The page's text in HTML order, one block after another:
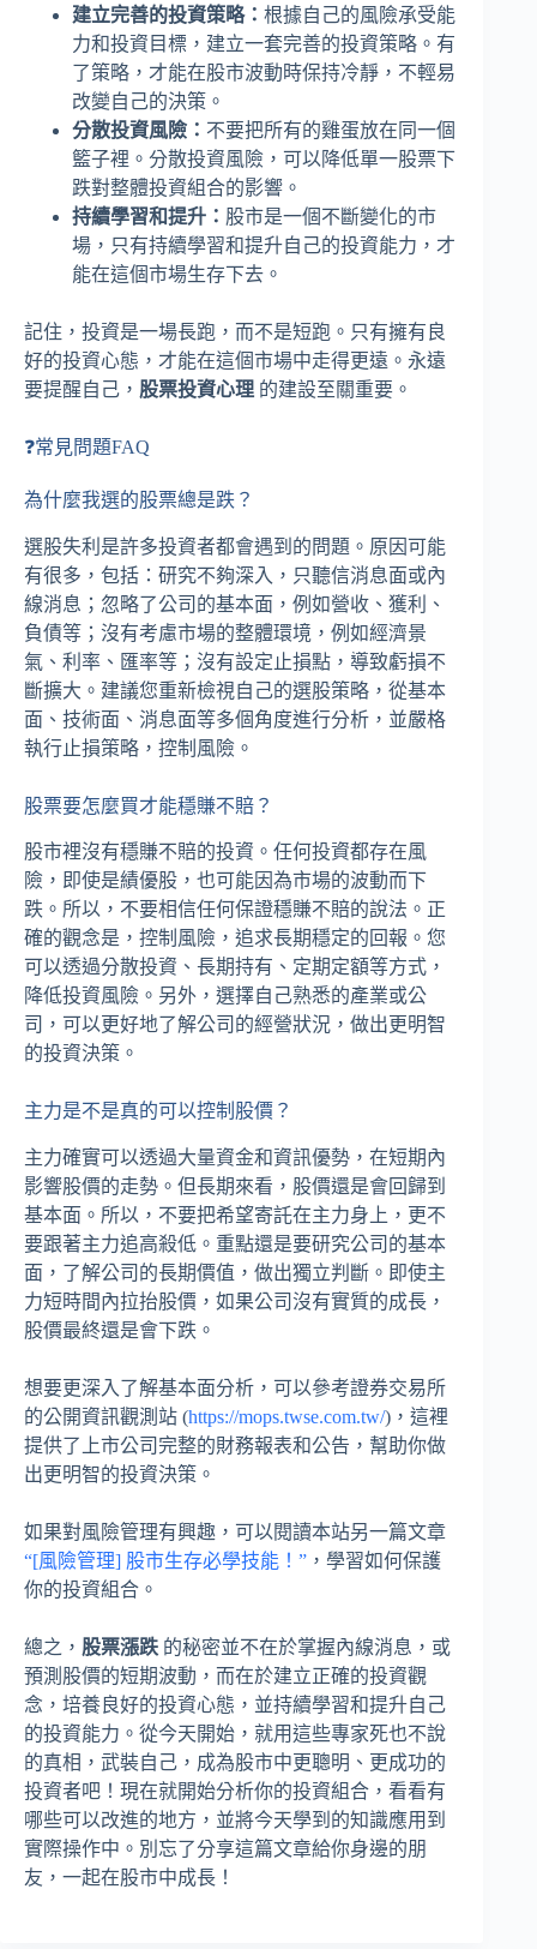
建立完善的投資策略： 根據自己的風險承受能
力和投資目標，建立一套完善的投資策略。有
了策略，才能在股市波動時保持冷靜，不輕易
改變自己的決策。
分散投資風險： 不要把所有的雞蛋放在同一個
籃子裡。分散投資風險，可以降低單一股票下
跌對整體投資組合的影響。
持續學習和提升： 股市是一個不斷變化的市
場，只有持續學習和提升自己的投資能力，才
能在這個市場生存下去。
記住，投資是一場長跑，而不是短跑。只有擁有良
好的投資心態，才能在這個市場中走得更遠。永遠
要提醒自己， 股票投資心理 的建設至關重要。
❓常見問題FAQ
為什麼我選的股票總是跌？
選股失利是許多投資者都會遇到的問題。原因可能
有很多，包括：研究不夠深入，只聽信消息面或內
線消息；忽略了公司的基本面，例如營收、獲利、
負債等；沒有考慮市場的整體環境，例如經濟景
氣、利率、匯率等；沒有設定止損點，導致虧損不
斷擴大。建議您重新檢視自己的選股策略，從基本
面、技術面、消息面等多個角度進行分析，並嚴格
執行止損策略，控制風險。
股票要怎麼買才能穩賺不賠？
股市裡沒有穩賺不賠的投資。任何投資都存在風
險，即使是績優股，也可能因為市場的波動而下
跌。所以，不要相信任何保證穩賺不賠的說法。正
確的觀念是，控制風險，追求長期穩定的回報。您
可以透過分散投資、長期持有、定期定額等方式，
降低投資風險。另外，選擇自己熟悉的產業或公
司，可以更好地了解公司的經營狀況，做出更明智
的投資決策。
主力是不是真的可以控制股價？
主力確實可以透過大量資金和資訊優勢，在短期內
影響股價的走勢。但長期來看，股價還是會回歸到
基本面。所以，不要把希望寄託在主力身上，更不
要跟著主力追高殺低。重點還是要研究公司的基本
面，了解公司的長期價值，做出獨立判斷。即使主
力短時間內拉抬股價，如果公司沒有實質的成長，
股價最終還是會下跌。
想要更深入了解基本面分析，可以參考證券交易所
的公開資訊觀測站 (https://mops.twse.com.tw/)，這裡
提供了上市公司完整的財務報表和公告，幫助你做
出更明智的投資決策。
如果對風險管理有興趣，可以閱讀本站另一篇文章
“[風險管理] 股市生存必學技能！” ，學習如何保護
你的投資組合。
總之， 股票漲跌 的秘密並不在於掌握內線消息，或
預測股價的短期波動，而在於建立正確的投資觀
念，培養良好的投資心態，並持續學習和提升自己
的投資能力。從今天開始，就用這些專家死也不說
的真相，武裝自己，成為股市中更聰明、更成功的
投資者吧！現在就開始分析你的投資組合，看看有
哪些可以改進的地方，並將今天學到的知識應用到
實際操作中。別忘了分享這篇文章給你身邊的朋
友，一起在股市中成長！